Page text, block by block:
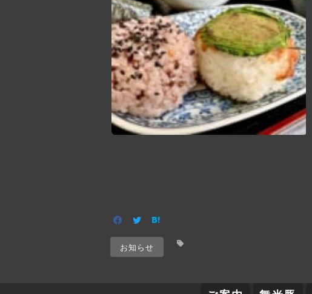
お知らせ